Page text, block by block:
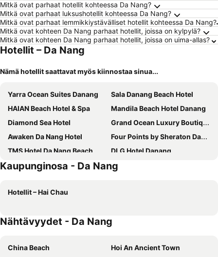
Mitkä ovat parhaat hotellit kohteessa Da Nang?
Mitkä ovat parhaat luksushotellit kohteessa Da Nang?
Mitkä ovat parhaat lemmikkiystävälliset hotellit kohteessa Da Nang?
Mitkä ovat kohteen Da Nang parhaat hotellit, joissa on kylpylä?
Mitkä ovat kohteen Da Nang parhaat hotellit, joissa on uima-allas?
Hotellit – Da Nang
Nämä hotellit saattavat myös kiinnostaa sinua...
Yarra Ocean Suites Danang
Sala Danang Beach Hotel
HAIAN Beach Hotel & Spa
Mandila Beach Hotel Danang
Diamond Sea Hotel
Grand Ocean Luxury Boutique
Awaken Da Nang Hotel
Four Points by Sheraton Danang
TMS Hotel Da Nang Beach
DLG Hotel Danang
Peninsula Hotel Danang
Holiday Beach Hotel Danang
Radisson Hotel Danang
Stella Maris Beach Danang
Muong Thanh Luxury Song Han Hotel
Hilton Da Nang
Voco Ma Belle Danang By Ihg
Kaupunginosa - Da Nang
Hotellit – Hai Chau
Nähtävyydet - Da Nang
China Beach
Hoi An Ancient Town